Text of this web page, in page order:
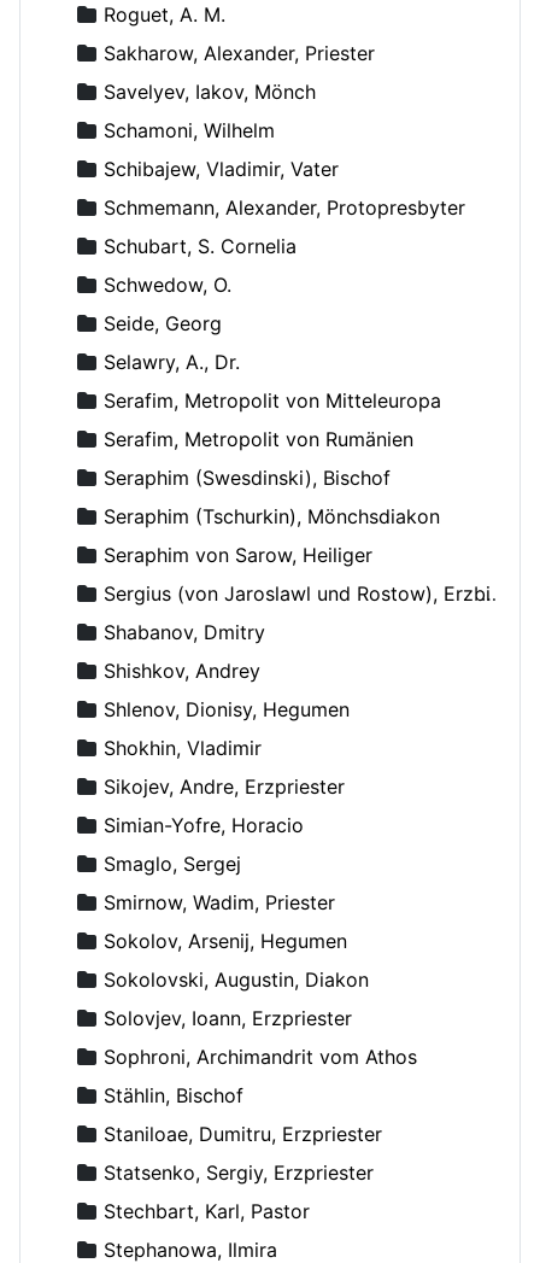
Roguet, A. M.
Sakharow, Alexander, Priester
Savelyev, Iakov, Mönch
Schamoni, Wilhelm
Schibajew, Vladimir, Vater
Schmemann, Alexander, Protopresbyter
Schubart, S. Cornelia
Schwedow, O.
Seide, Georg
Selawry, A., Dr.
Serafim, Metropolit von Mitteleuropa
Serafim, Metropolit von Rumänien
Seraphim (Swesdinski), Bischof
Seraphim (Tschurkin), Mönchsdiakon
Seraphim von Sarow, Heiliger
Sergius (von Jaroslawl und Rostow), Erzbischof
Shabanov, Dmitry
Shishkov, Andrey
Shlenov, Dionisy, Hegumen
Shokhin, Vladimir
Sikojev, Andre, Erzpriester
Simian-Yofre, Horacio
Smaglo, Sergej
Smirnow, Wadim, Priester
Sokolov, Arsenij, Hegumen
Sokolovski, Augustin, Diakon
Solovjev, Ioann, Erzpriester
Sophroni, Archimandrit vom Athos
Stählin, Bischof
Staniloae, Dumitru, Erzpriester
Statsenko, Sergiy, Erzpriester
Stechbart, Karl, Pastor
Stephanowa, Ilmira